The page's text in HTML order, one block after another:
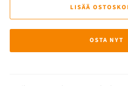
LISÄÄ
OSTA NYT